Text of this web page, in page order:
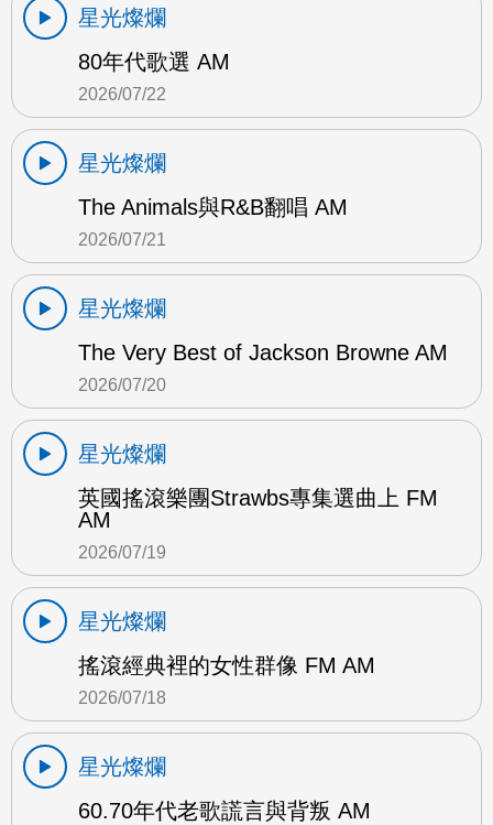
星光燦爛
80年代歌選 AM
2026/07/22
星光燦爛
The Animals與R&B翻唱 AM
2026/07/21
星光燦爛
The Very Best of Jackson Browne AM
2026/07/20
星光燦爛
英國搖滾樂團Strawbs專集選曲上 FM
AM
2026/07/19
星光燦爛
搖滾經典裡的女性群像 FM AM
2026/07/18
星光燦爛
60.70年代老歌謊言與背叛 AM